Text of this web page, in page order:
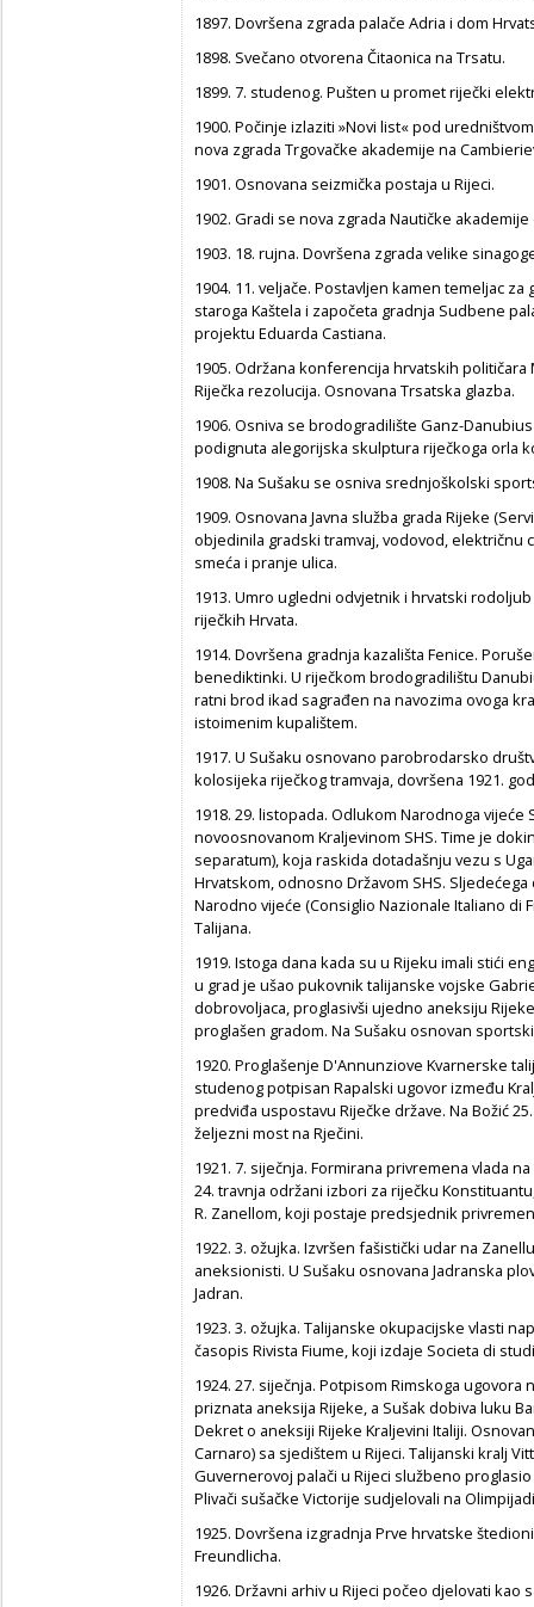
1897. Dovršena zgrada palače Adria i dom
1898. Svečano otvorena Čitaonica na Trsatu.
1899. 7. studenog. Pušten u promet riječki
1900. Počinje izlaziti »Novi list« pod
nova zgrada Trgovačke akademije na
1901. Osnovana seizmička postaja u Rijeci.
1902. Gradi se nova zgrada Nautičke
1903. 18. rujna. Dovršena zgrada velike
1904. 11. veljače. Postavljen kamen temeljac
staroga Kaštela i započeta gradnja Sudbene
projektu Eduarda Castiana.
1905. Održana konferencija hrvatskih
Riječka rezolucija. Osnovana Trsatska glazba.
1906. Osniva se brodogradilište Ganz-
podignuta alegorijska skulptura riječkoga orla
1908. Na Sušaku se osniva srednjoškolski
1909. Osnovana Javna služba grada Rijeke
objedinila gradski tramvaj, vodovod,
smeća i pranje ulica.
1913. Umro ugledni odvjetnik i hrvatski
riječkih Hrvata.
1914. Dovršena gradnja kazališta Fenice.
benediktinki. U riječkom brodogradilištu
ratni brod ikad sagrađen na navozima ovoga
istoimenim kupalištem.
1917. U Sušaku osnovano parobrodarsko
kolosijeka riječkog tramvaja, dovršena 1921.
1918. 29. listopada. Odlukom Narodnoga
novoosnovanom Kraljevinom SHS. Time je
separatum), koja raskida dotadašnju vezu s
Hrvatskom, odnosno Državom SHS.
Narodno vijeće (Consiglio Nazionale Italiano di
Talijana.
1919. Istoga dana kada su u Rijeku imali stići
u grad je ušao pukovnik talijanske vojske
dobrovoljaca, proglasivši ujedno aneksiju
proglašen gradom. Na Sušaku osnovan
1920. Proglašenje D'Annunziove Kvarnerske
studenog potpisan Rapalski ugovor između
predviđa uspostavu Riječke države. Na Božić
željezni most na Rječini.
1921. 7. siječnja. Formirana privremena vlada
24. travnja održani izbori za riječku
R. Zanellom, koji postaje predsjednik
1922. 3. ožujka. Izvršen fašistički udar na
aneksionisti. U Sušaku osnovana Jadranska
Jadran.
1923. 3. ožujka. Talijanske okupacijske vlasti
časopis Rivista Fiume, koji izdaje Societa di
1924. 27. siječnja. Potpisom Rimskoga
priznata aneksija Rijeke, a Sušak dobiva luku
Dekret o aneksiji Rijeke Kraljevini Italiji.
Carnaro) sa sjedištem u Rijeci. Talijanski kralj
Guvernerovoj palači u Rijeci službeno
Plivači sušačke Victorije sudjelovali na
1925. Dovršena izgradnja Prve hrvatske
Freundlicha.
1926. Državni arhiv u Rijeci počeo djelovati kao